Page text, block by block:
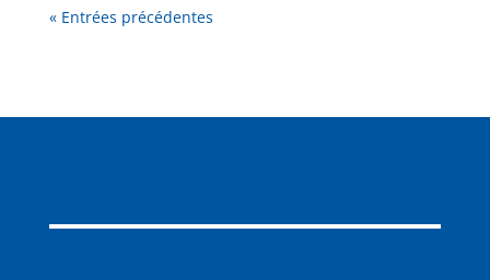
« Entrées précédentes